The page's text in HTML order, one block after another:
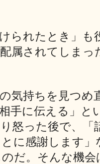
られたとき」も
属されてしまっ
気持ちを見つめ
手に伝える」と
怒った後で、「
に感謝します
だ。そんな機